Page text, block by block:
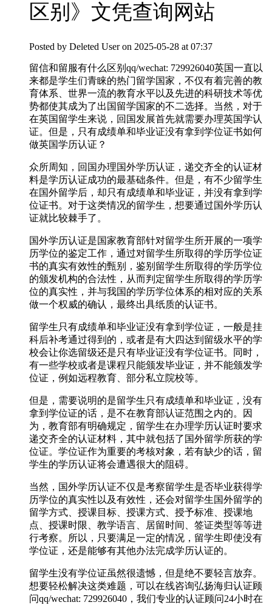
区别》文凭查询网站
Posted by Deleted User on 2025-05-28 at 07:37
留信和留服有什么区别qq/wechat: 729926040英国一直以
来都是学生们青睐的热门留学国家，不仅有着完善的教
育体系、世界一流的教育水平以及先进的科研技术等优
势都使其成为了出国留学国家的不二选择。当然，对于
在英国留学生来说，回国发展首先就需要办理英国学认
证。但是，只有成绩单和毕业证没有拿到学位证书如何
做英国学历认证？
众所周知，回国办理国外学历认证，递交齐全的认证材
料是学历认证成功的最基础条件。但是，有不少留学生
在国外留学后，却只有成绩单和毕业证，并没有拿到学
位证书。对于这类情况的留学生，想要通过国外学历认
证就比较棘手了。
国外学历认证是国家教育部针对留学生所开展的一项学
历学位的鉴定工作，通过对留学生所取得的学历学位证
书的真实有效性的甄别，鉴别留学生所取得的学历学位
的颁发机构的合法性，从而判定留学生所取得的学历学
位的真实性，并与我国的学历学位体系的相对应的关系
做一个权威的确认，最终出具纸质的认证书。
留学生只有成绩单和毕业证没有拿到学位证，一般是挂
科后补考通过得到的，或者是有大四达到留级水平的学
校会让你选留级还是只有毕业证没有学位证书。同时，
有一些学校或者是课程只能颁发毕业证，并不能颁发学
位证，例如远程教育、部分私立院校等。
但是，需要说明的是留学生只有成绩单和毕业证，没有
拿到学位证的话，是不在教育部认证范围之内的。因
为，教育部有明确规定，留学生在办理学历认证时要求
递交齐全的认证材料，其中就包括了国外留学所获的学
位证。学位证作为重要的考核对象，若有缺少的话，留
学生的学历认证将会遭遇很大的阻碍。
当然，国外学历认证不仅是考察留学生是否毕业获得学
历学位的真实性以及有效性，还会对留学生国外留学的
留学方式、授课目标、授课方式、授予标准、授课地
点、授课时限、教学语言、居留时间、签证类型等等进
行考察。所以，只要满足一定的情况，留学生即使没有
学位证，还是能够有其他办法完成学历认证的。
留学生没有学位证虽然很遗憾，但是绝不要轻言放弃。
想要轻松解决这类难题，可以在线咨询弘扬海归认证顾
问qq/wechat: 729926040，我们专业的认证顾问24小时在